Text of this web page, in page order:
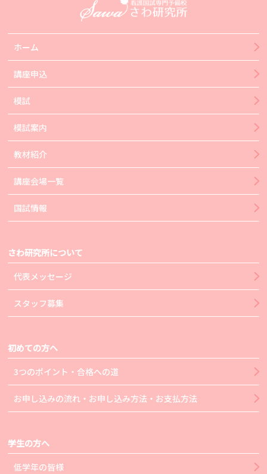
ホーム
講座申込
模試
模試案内
教材紹介
講座会場一覧
国試情報
さわ研究所について
代表メッセージ
スタッフ募集
初めての方へ
3つのポイント・合格への道
お申し込みの流れ・お申し込み方法・お支払方法
学生の方へ
低学年の皆様